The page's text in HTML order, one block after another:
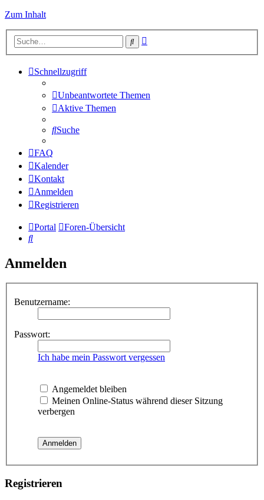
Zum Inhalt
Suche
Schnellzugriff
Unbeantwortete Themen
Aktive Themen
Suche
FAQ
Kalender
Kontakt
Anmelden
Registrieren
Portal
Foren-Übersicht
Suche
Anmelden
Benutzername:
Passwort:
Ich habe mein Passwort vergessen
Angemeldet bleiben
Meinen Online-Status während dieser Sitzung
verbergen
Registrieren